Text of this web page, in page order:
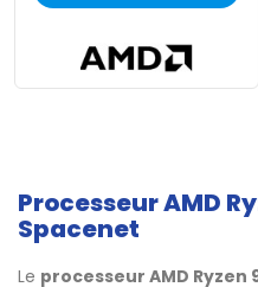
Processeur AMD
Spacenet
Le processeur AMD Ryzen